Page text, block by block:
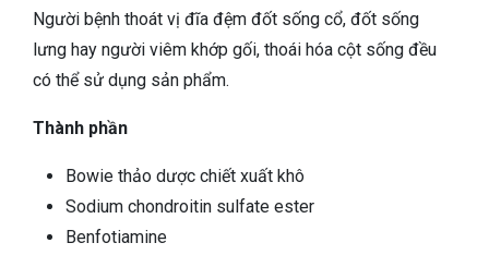
Người bệnh thoát vị đĩa đệm đốt sống cổ, đốt sống
lưng hay người viêm khớp gối, thoái hóa cột sống đều
có thể sử dụng sản phẩm.
Thành phần
Bowie thảo dược chiết xuất khô
Sodium chondroitin sulfate ester
Benfotiamine